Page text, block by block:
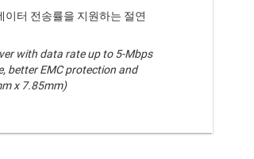
이터 전송률을 지원하는 절연
with data rate up to 5-Mbps
better EMC protection and
x 7.85mm)